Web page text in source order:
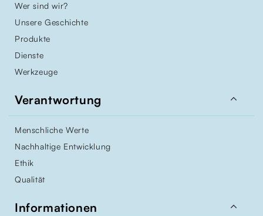
Wer sind wir?
Unsere Geschichte
Produkte
Dienste
Werkzeuge
Verantwortung 
Menschliche Werte
Nachhaltige Entwicklung
Ethik
Qualität
Informationen 